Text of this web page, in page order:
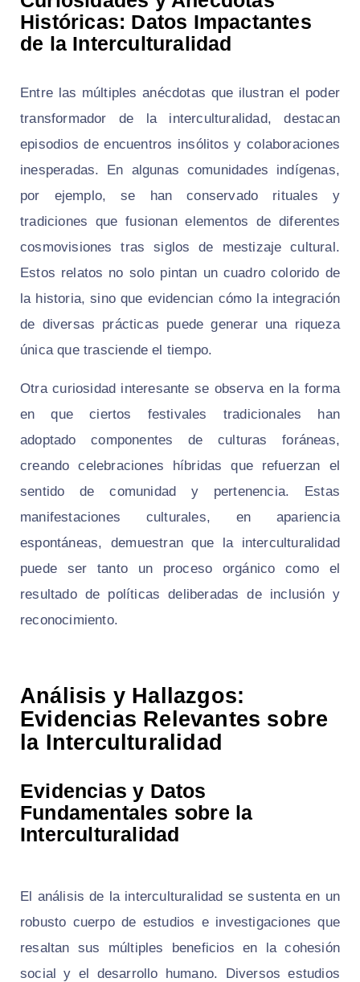
Históricas: Datos Impactantes
de la Interculturalidad
Entre las múltiples anécdotas que ilustran el poder
transformador de la interculturalidad, destacan
episodios de encuentros insólitos y colaboraciones
inesperadas. En algunas comunidades indígenas,
por ejemplo, se han conservado rituales y
tradiciones que fusionan elementos de diferentes
cosmovisiones tras siglos de mestizaje cultural.
Estos relatos no solo pintan un cuadro colorido de
la historia, sino que evidencian cómo la integración
de diversas prácticas puede generar una riqueza
única que trasciende el tiempo.
Otra curiosidad interesante se observa en la forma
en que ciertos festivales tradicionales han
adoptado componentes de culturas foráneas,
creando celebraciones híbridas que refuerzan el
sentido de comunidad y pertenencia. Estas
manifestaciones culturales, en apariencia
espontáneas, demuestran que la interculturalidad
puede ser tanto un proceso orgánico como el
resultado de políticas deliberadas de inclusión y
reconocimiento.
Análisis y Hallazgos:
Evidencias Relevantes sobre
la Interculturalidad
Evidencias y Datos
Fundamentales sobre la
Interculturalidad
El análisis de la interculturalidad se sustenta en un
robusto cuerpo de estudios e investigaciones que
resaltan sus múltiples beneficios en la cohesión
social y el desarrollo humano. Diversos estudios